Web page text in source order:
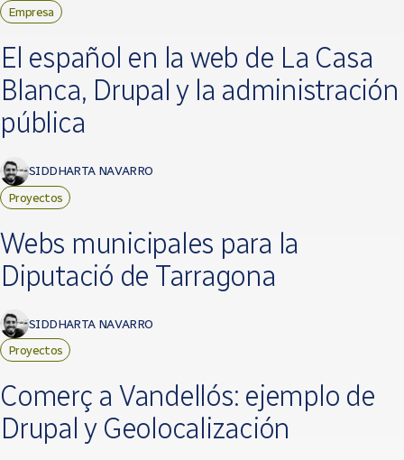
Empresa
El español en la web de La Casa
Blanca, Drupal y la administración
pública
SIDDHARTA NAVARRO
Proyectos
Webs municipales para la
Diputació de Tarragona
SIDDHARTA NAVARRO
Proyectos
Comerç a Vandellós: ejemplo de
Drupal y Geolocalización